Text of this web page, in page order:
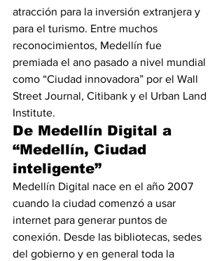
atracción para la inversión extranjera y
para el turismo. Entre muchos
reconocimientos, Medellín fue
premiada el ano pasado a nivel mundial
como “Ciudad innovadora” por el Wall
Street Journal, Citibank y el Urban Land
Institute.
De Medellín Digital a
“Medellín, Ciudad
inteligente”
Medellín Digital nace en el año 2007
cuando la ciudad comenzó a usar
internet para generar puntos de
conexión. Desde las bibliotecas, sedes
del gobierno y en general toda la